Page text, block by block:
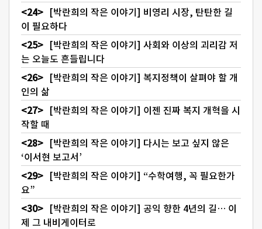
[박란희의 작은 이야기] 비영리 시장, 탄탄한 길
이 필요하다
[박란희의 작은 이야기] 사회와 이상의 괴리감 저
는 오늘도 흔들립니다
[박란희의 작은 이야기] 복지정책이 살펴야 할 개
인의 삶
[박란희의 작은 이야기] 이젠 진짜 복지 개혁을 시
작할 때
[박란희의 작은 이야기] 다시는 보고 싶지 않은
‘이서현 보고서’
[박란희의 작은 이야기] “수학여행, 꼭 필요한가
요”
[박란희의 작은 이야기] 공익 향한 4년의 길… 이
제 그 내비게이터로